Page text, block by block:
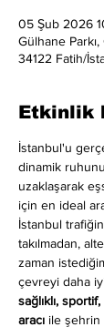
05 Şub 2026
Gülhane
34122 Fatih/
Etkinlik
İstanbul'u
dinamik
uzaklaşarak
için en ideal
İstanbul
takılmadan,
zaman
çevreyi daha
sağlıklı,
aracı ile şehrin